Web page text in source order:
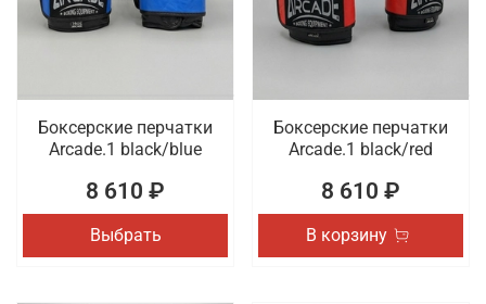
Боксерские перчатки
Arcade.1 black/blue
8 610 ₽
Выбрать
Боксерские перчатки
Arcade.1 black/red
8 610 ₽
В корзину